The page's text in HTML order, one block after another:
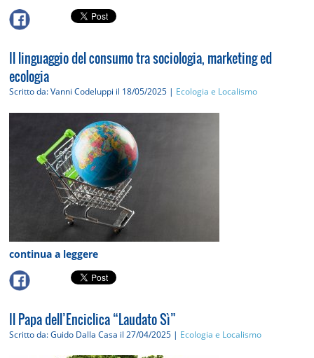
Il linguaggio del consumo tra sociologia, marketing ed
ecologia
Scritto da: Vanni Codeluppi il 18/05/2025 | Ecologia e Localismo
continua a leggere
Il Papa dell’Enciclica “Laudato Sì”
Scritto da: Guido Dalla Casa il 27/04/2025 | Ecologia e Localismo